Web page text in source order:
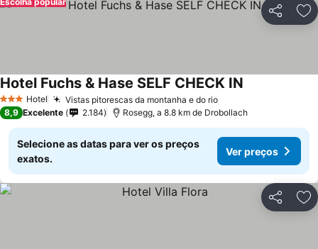
Partilhar
3 EstrelasHotel Vistas pitorescas da montanha e do rio
Hotel Fuchs & Hase SELF CHECK IN
8,9 Excelente 2.184 Rosegg, a 8.8 km de Drobollach
Selecione as datas para ver os preços
exatos.
Ver preços
Partilhar